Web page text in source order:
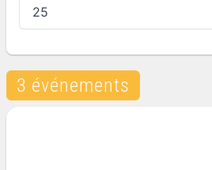
3 événements